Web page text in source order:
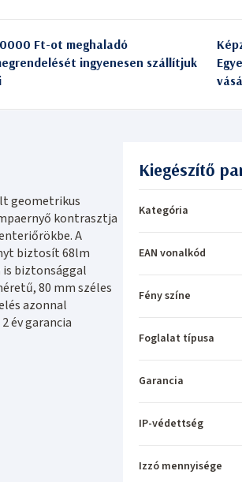
Ft-ot meghaladó
ingyenesen szállítjuk
geometrikus
kontrasztja
A
biztosít 68lm
is biztonsággal
80 mm széles
azonnal
év garancia
Kiegészítő
Kategória
EAN vonalkód
Fény színe
Foglalat típusa
Garancia
IP-védettség
Izzó mennyisége